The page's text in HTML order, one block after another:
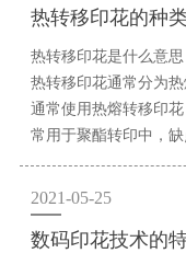
热转移印花的种
热转移印花是什么意
热转移印花通常分为
通常使用热熔转移印
常用于聚酯转印中，缺
2021-05-25
数码印花技术的